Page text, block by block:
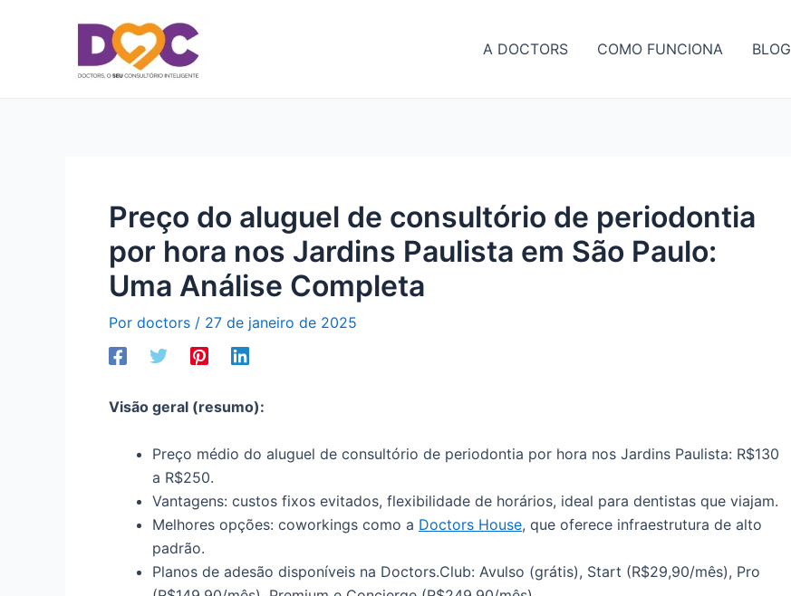
A DOCTORS COMO FUNCIONA BLOG
Preço do aluguel de consultório de periodontia
por hora nos Jardins Paulista em São Paulo:
Uma Análise Completa
Por doctors / 27 de janeiro de 2025
Visão geral (resumo):
Preço médio do aluguel de consultório de periodontia por hora nos Jardins Paulista: R$130
a R$250.
Vantagens: custos fixos evitados, flexibilidade de horários, ideal para dentistas que viajam.
Melhores opções: coworkings como a Doctors House, que oferece infraestrutura de alto
padrão.
Planos de adesão disponíveis na Doctors.Club: Avulso (grátis), Start (R$29,90/mês), Pro